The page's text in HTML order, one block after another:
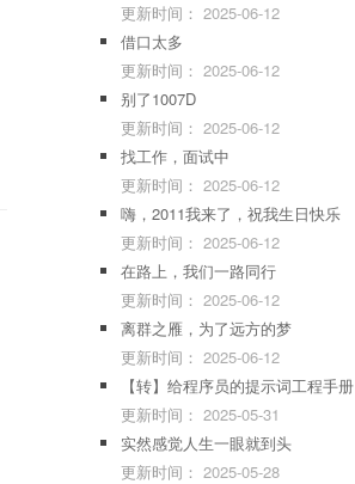
更新时间： 2025-06-12
借口太多
更新时间： 2025-06-12
别了1007D
更新时间： 2025-06-12
找工作，面试中
更新时间： 2025-06-12
嗨，2011我来了，祝我生日快乐
更新时间： 2025-06-12
在路上，我们一路同行
更新时间： 2025-06-12
离群之雁，为了远方的梦
更新时间： 2025-06-12
【转】给程序员的提示词工程手册
更新时间： 2025-05-31
实然感觉人生一眼就到头
更新时间： 2025-05-28